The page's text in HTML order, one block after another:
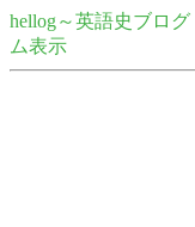
hellog～英語史ブログ
ム表示